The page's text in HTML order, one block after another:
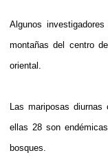
Algunos
montañas del centro
oriental.
Las mariposas
ellas 28 son
bosques.